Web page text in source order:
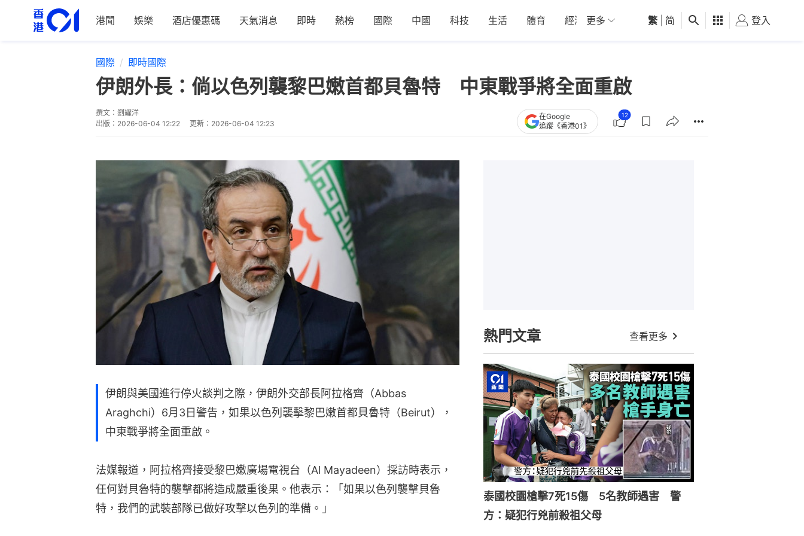
港聞 娛樂 酒店優惠碼 天氣消息 即時 熱榜 國際 中國 科技 生活 體育 經濟 01深圳 觀點 健康 好食玩飛
更多 繁 简 登入
國際 即時國際
伊朗外長：倘以色列襲黎巴嫩首都貝魯特 中東戰爭將全面重啟
撰文： 劉耀洋
出版： 2026-06-04 12:22 更新： 2026-06-04 12:23
在Google
追蹤《香港01》
12
伊朗與美國進行停火談判之際，伊朗外交部長阿拉格齊（Abbas
Araghchi）6月3日警告，如果以色列襲擊黎巴嫩首都貝魯特（Beirut），
中東戰爭將全面重啟。
法媒報道，阿拉格齊接受黎巴嫩廣場電視台（Al Mayadeen）採訪時表示，
任何對貝魯特的襲擊都將造成嚴重後果。他表示：「如果以色列襲擊貝魯
特，我們的武裝部隊已做好攻擊以色列的準備。」
熱門文章 查看更多
泰國校園槍擊7死15傷 5名教師遇害 警
方：疑犯行兇前殺祖父母